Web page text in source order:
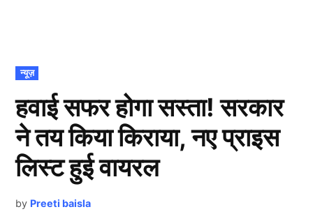
POSTED
IN
न्यूज़
हवाई सफर होगा सस्ता! सरकार
ने तय किया किराया, नए प्राइस
लिस्ट हुई वायरल
by Preeti baisla